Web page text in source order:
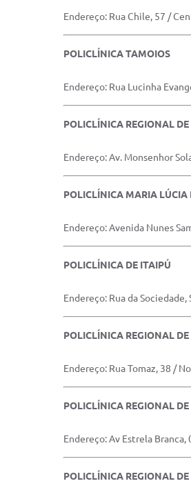
Endereço: Rua Chile, 57 /
POLICLÍNICA TAMOIOS
Endereço: Rua Lucinha
POLICLÍNICA REGIONAL
Endereço: Av. Monsenhor
POLICLÍNICA MARIA LÚCIA
Endereço: Avenida Nunes
POLICLÍNICA DE ITAIPÚ
Endereço: Rua da
POLICLÍNICA REGIONAL
Endereço: Rua Tomaz, 38 /
POLICLÍNICA REGIONAL
Endereço: Av Estrela
POLICLÍNICA REGIONAL DE